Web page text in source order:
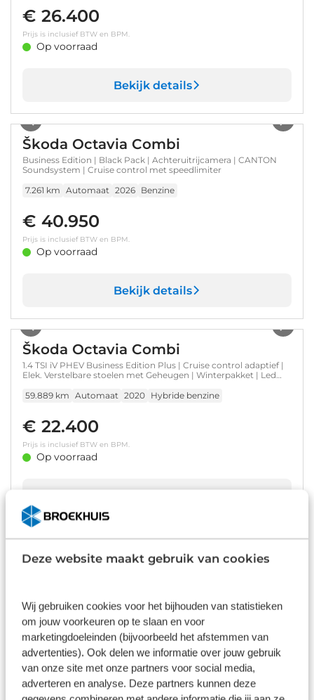
Deze website maakt gebruik van cookies
Wij gebruiken cookies voor het bijhouden van statistieken
om jouw voorkeuren op te slaan en voor
marketingdoeleinden (bijvoorbeeld het afstemmen van
advertenties). Ook delen we informatie over jouw gebruik
van onze site met onze partners voor social media,
adverteren en analyse. Deze partners kunnen deze
€ 26.400
Prijs is inclusief BTW en BPM.
Op voorraad
Bekijk details
Škoda Octavia Combi
Business Edition | Black Pack | Achteruitrijcamera | CANTON
Soundsystem | Cruise control met speedlimiter
7.261 km Automaat 2026 Benzine
€ 40.950
Prijs is inclusief BTW en BPM.
Op voorraad
Bekijk details
Škoda Octavia Combi
1.4 TSI iV PHEV Business Edition Plus | Cruise control adaptief |
Elek. Verstelbare stoelen met Geheugen | Winterpakket | Led
| Apple Carplay/Android Auto | Apple Carplay/Android
59.889 km Automaat 2020 Hybride benzine
€ 22.400
Prijs is inclusief BTW en BPM.
Op voorraad
Škoda Octavia Combi
56.712 km
Automaat Hybride benzine
€ 26.400
Prijs is inclusief BTW en BPM.
Op voorraad